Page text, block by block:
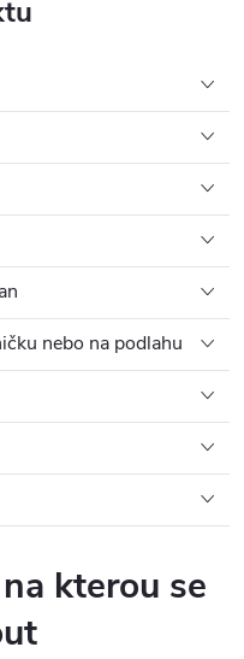
nebo na podlahu
kterou se